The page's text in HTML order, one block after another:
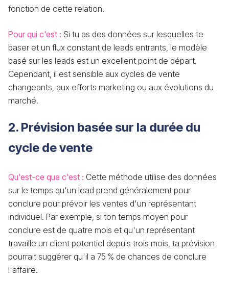
fonction de cette relation.
Pour qui c'est : Si tu as des données sur lesquelles te
baser et un flux constant de leads entrants, le modèle
basé sur les leads est un excellent point de départ.
Cependant, il est sensible aux cycles de vente
changeants, aux efforts marketing ou aux évolutions du
marché.
2. Prévision basée sur la durée du
cycle de vente
Qu'est-ce que c'est : Cette méthode utilise des données
sur le temps qu'un lead prend généralement pour
conclure pour prévoir les ventes d'un représentant
individuel. Par exemple, si ton temps moyen pour
conclure est de quatre mois et qu'un représentant
travaille un client potentiel depuis trois mois, ta prévision
pourrait suggérer qu'il a 75 % de chances de conclure
l'affaire.